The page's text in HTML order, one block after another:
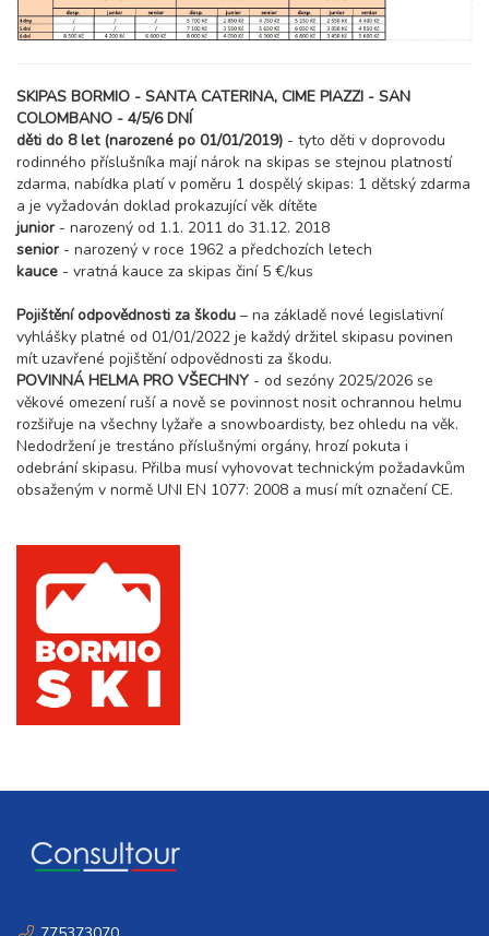
SKIPAS BORMIO - SANTA CATERINA, CIME PIAZZI - SAN
COLOMBANO - 4/5/6 DNÍ
děti do 8 let (narozené po 01/01/2019) - tyto děti v doprovodu
rodinného příslušníka mají nárok na skipas se stejnou platností
zdarma, nabídka platí v poměru 1 dospělý skipas: 1 dětský zdarma
a je vyžadován doklad prokazující věk dítěte
junior- narozený od 1.1. 2011 do 31.12. 2018
senior- narozený v roce 1962 a předchozích letech
kauce - vratná kauce za skipas činí 5 €/kus
Pojištění odpovědnosti za škodu – na základě nové legislativní
vyhlášky platné od 01/01/2022 je každý držitel skipasu povinen
mít uzavřené pojištění odpovědnosti za škodu.
POVINNÁ HELMA PRO VŠECHNY - od sezóny 2025/2026 se
věkové omezení ruší a nově se povinnost nosit ochrannou helmu
rozšiřuje na všechny lyžaře a snowboardisty, bez ohledu na věk.
Nedodržení je trestáno příslušnými orgány, hrozí pokuta i
odebrání skipasu. Přilba musí vyhovovat technickým požadavkům
obsaženým v normě UNI EN 1077: 2008 a musí mít označení CE.